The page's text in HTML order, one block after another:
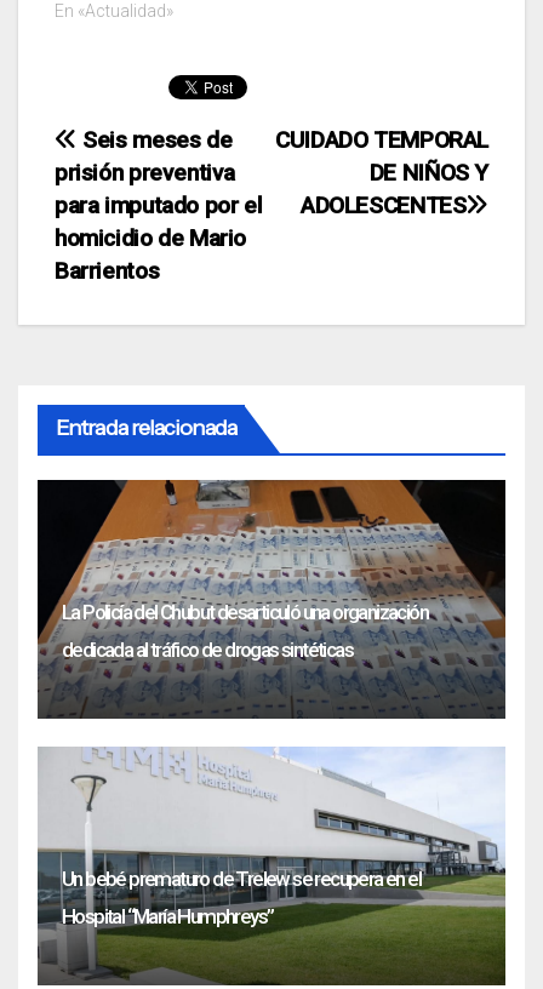
En «Actualidad»
Navegación
de
entradas
CUIDADO TEMPORAL
DE NIÑOS Y
ADOLESCENTES
Seis meses de
prisión preventiva
para imputado por el
homicidio de Mario
Barrientos
Entrada relacionada
La Policía del Chubut desarticuló una organización
dedicada al tráfico de drogas sintéticas
Un bebé prematuro de Trelew se recupera en el
Hospital “María Humphreys”